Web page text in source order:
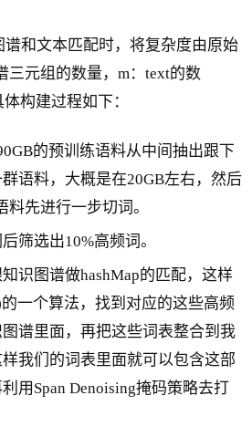
和文本匹配时，将复杂度由原始
三元组的数量，m：text的数
构建过程如下：
的预训练语料从中间抽出跟下
语料，大概是在20GB左右，然后
料先进行一步切词。
筛选出10%高频词。
识图谱做hashMap的匹配，这样
一个算法，找到对应的这些高频
谱里面，再把这些词表整合到我
我们的词表里面就可以包含这部
用Span Denoising掩码策略去打